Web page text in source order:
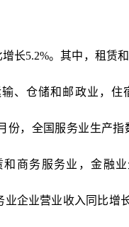
长5.2%。其中，租赁
、仓储和邮政业，住
份，全国服务业生产指
商务服务业，金融
业企业营业收入同比增